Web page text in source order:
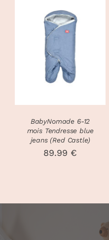
à
DÉTAILS
BabyNomade 6-12
mois Tendresse blue
jeans (Red Castle)
89.99 €